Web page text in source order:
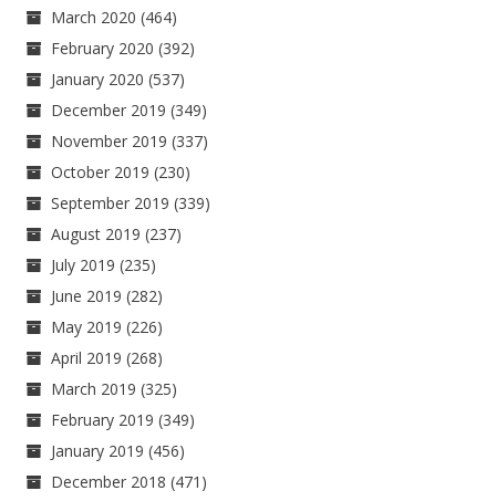
March 2020 (464)
February 2020 (392)
January 2020 (537)
December 2019 (349)
November 2019 (337)
October 2019 (230)
September 2019 (339)
August 2019 (237)
July 2019 (235)
June 2019 (282)
May 2019 (226)
April 2019 (268)
March 2019 (325)
February 2019 (349)
January 2019 (456)
December 2018 (471)